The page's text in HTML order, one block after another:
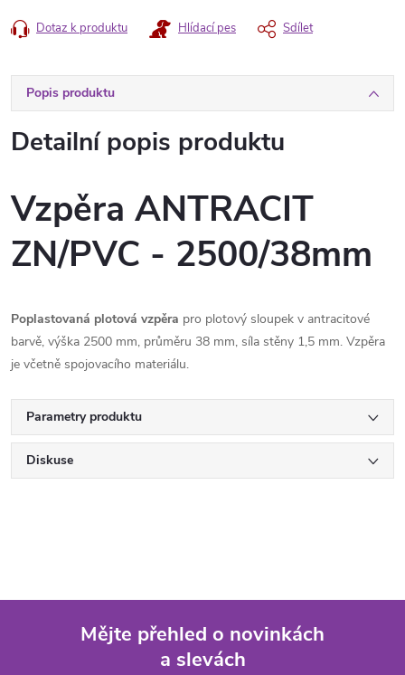
Dotaz k produktu Hlídací pes Sdílet
Popis produktu
Detailní popis produktu
Vzpěra ANTRACIT
ZN/PVC - 2500/38mm
Poplastovaná plotová vzpěra pro plotový sloupek v antracitové
barvě, výška 2500 mm, průměru 38 mm, síla stěny 1,5 mm. Vzpěra
je včetně spojovacího materiálu.
Parametry produktu
Diskuse
Mějte přehled o novinkách
a slevách